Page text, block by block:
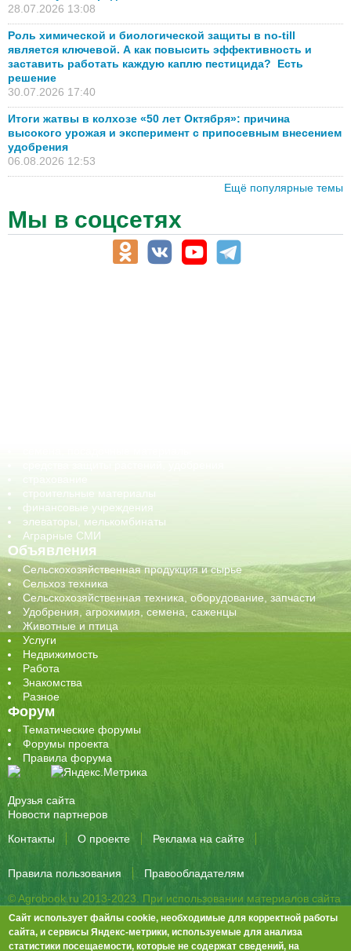
28.07.2026 13:08
Роль химической и биологической защиты в no-till
является ключевой. А как повысить эффективность и
заставить работать каждую каплю пестицида? Есть
решение
30.07.2026 17:40
Итоги жатвы в колхозе «50 лет Октября»: причина
высокого урожая и эксперимент с припосевным внесением
удобрения
06.08.2026 12:53
Ещё популярные темы
Мы в соцсетях
строительные материалы
финансовые учреждения
элеваторы, мелькомбинаты
Аграрные СМИ
Объявления
Сельскохозяйственная продукция и сырье
Сельхоз техника
Сельскохозяйственная техника, оборудование, запчасти
Удобрения, агрохимия, семена, саженцы
Животные и птица
Услуги
Недвижимость
Работа
Знакомства
Разное
Форум
Тематические форумы
Форумы проекта
Правила форума
Друзья сайта
Новости партнеров
Контакты
О проекте Реклама на сайте
Правила пользования
Правообладателям
© Agrobook.ru 2013-2023. При использовании материалов сайта
активная ссылка на публикацию обязательна.
344000, Ростов-на-Дону, ул. Города Волос, д.6, 8 этаж, офис 803
Тел./факс: +7 (863) 282-83-13 e-mail:info@agrobook.ru
Сайт использует файлы cookie, необходимые для корректной работы
сайта, и сервисы Яндекс-метрики, используемые для анализа
статистики посещаемости, которые не содержат сведений, на